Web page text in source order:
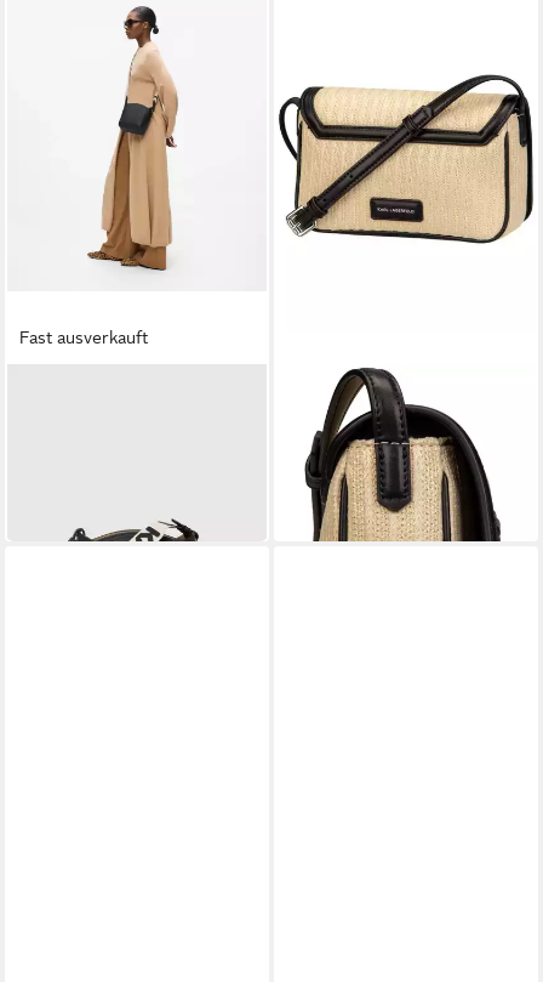
Fast ausverkauft
KARL LAGERFELD
Umhängetasche K/Signature
Raffia Crossbody
133,90 € UVP 149,00 €
-10%
in 3-4 Werktagen bei dir